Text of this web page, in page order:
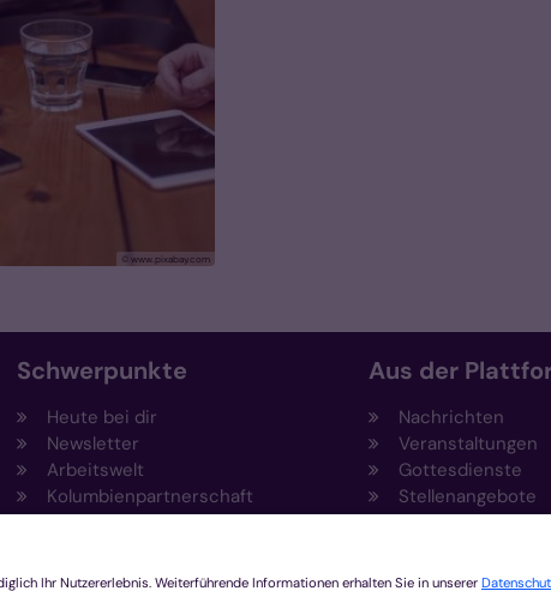
© www.pixabay.com
Schwerpunkte
Heute bei dir
Newsletter
Arbeitswelt
Kolumbienpartnerschaft
Fundraising
Aus der
Nachrichten
Veranstaltungen
Gottesdienste
Stellenangebote
Rechtsdatenbank